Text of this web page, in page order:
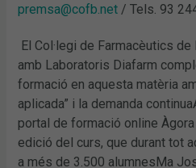
premsa@cofb.net / Tels. 93
El Col·legi de Farmacèutics
amb Laboratoris Diafarm
formació en aquesta matèria
aplicada” i la demanda
portal de formació online
edició del curs, que durant tot
a més de 3.500 alumnesMa